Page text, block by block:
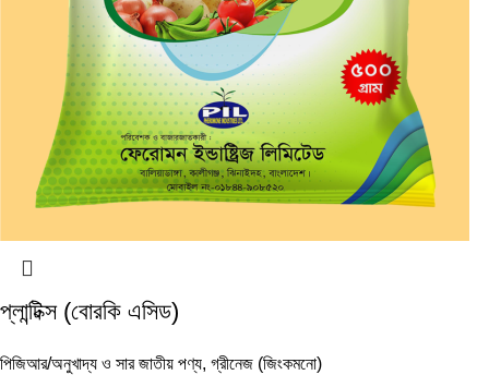
প্লান্টিক্স (বোরকি এসিড)
পিজিআর/অনুখাদ্য ও সার জাতীয় পণ্য, গ্রীনেজ (জিংকমনো)